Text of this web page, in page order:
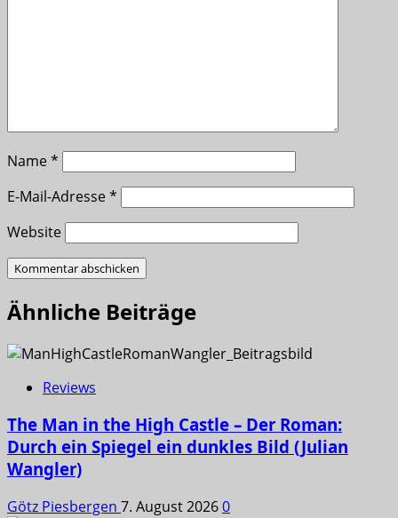
Name*
E-Mail-Adresse*
Website
Ähnliche Beiträge
Reviews
The Man in the High Castle – Der Roman:
Durch ein Spiegel ein dunkles Bild (Julian
Wangler)
Götz Piesbergen 7. August 20260